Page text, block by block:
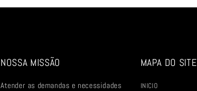
NOSSA MISSÃO
Atender as demandas e necessidades
MAPA DO SITE
INICIO